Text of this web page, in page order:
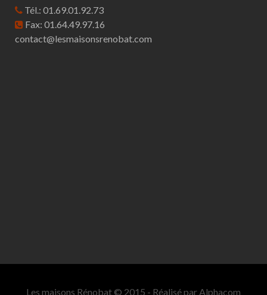
Tél.: 01.69.01.92.73
Fax: 01.64.49.97.16
contact@lesmaisonsrenobat.com
Les maisons Rénobat © 2015 - Réalisé par Alphacom